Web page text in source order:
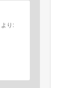
より: